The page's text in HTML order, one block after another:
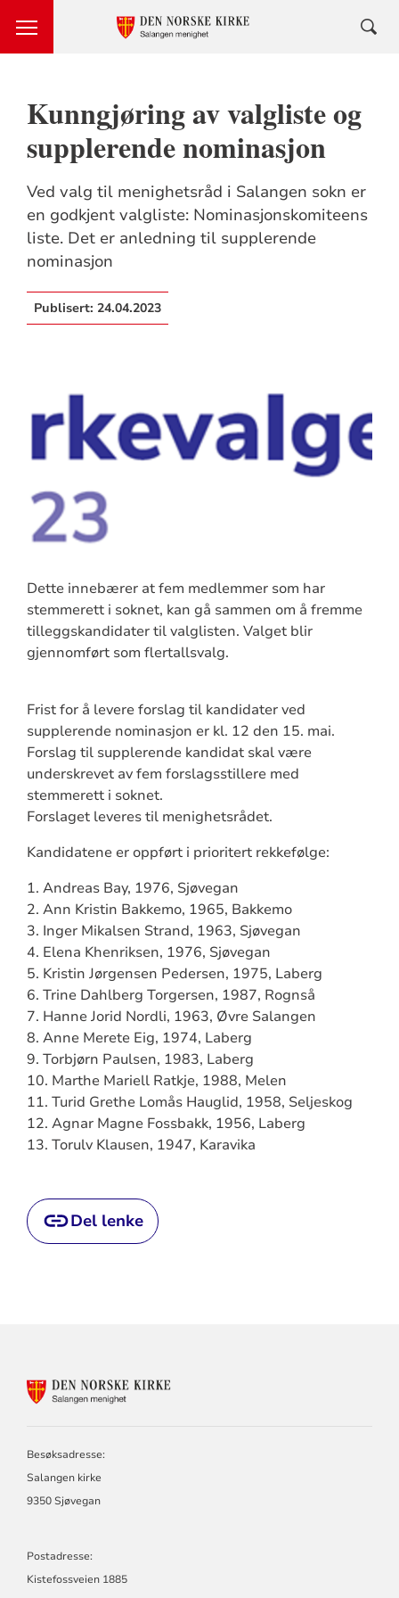
Kunngjøring av valgliste og
supplerende nominasjon
Ved valg til menighetsråd i Salangen sokn er
en godkjent valgliste: Nominasjonskomiteens
liste. Det er anledning til supplerende
nominasjon
Publisert: 24.04.2023
Dette innebærer at fem medlemmer som har
stemmerett i soknet, kan gå sammen om å fremme
tilleggskandidater til valglisten. Valget blir
gjennomført som flertallsvalg.
Frist for å levere forslag til kandidater ved
supplerende nominasjon er kl. 12 den 15. mai.
Forslag til supplerende kandidat skal være
underskrevet av fem forslagsstillere med
stemmerett i soknet.
Forslaget leveres til menighetsrådet.
Kandidatene er oppført i prioritert rekkefølge:
1. Andreas Bay, 1976, Sjøvegan
2. Ann Kristin Bakkemo, 1965, Bakkemo
3. Inger Mikalsen Strand, 1963, Sjøvegan
4. Elena Khenriksen, 1976, Sjøvegan
5. Kristin Jørgensen Pedersen, 1975, Laberg
6. Trine Dahlberg Torgersen, 1987, Rognså
7. Hanne Jorid Nordli, 1963, Øvre Salangen
8. Anne Merete Eig, 1974, Laberg
9. Torbjørn Paulsen, 1983, Laberg
10. Marthe Mariell Ratkje, 1988, Melen
11. Turid Grethe Lomås Hauglid, 1958, Seljeskog
12. Agnar Magne Fossbakk, 1956, Laberg
13. Torulv Klausen, 1947, Karavika
Del lenke
Besøksadresse:
Salangen kirke
9350 Sjøvegan
Postadresse:
Kistefossveien 1885